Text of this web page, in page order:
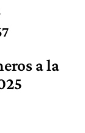
a la